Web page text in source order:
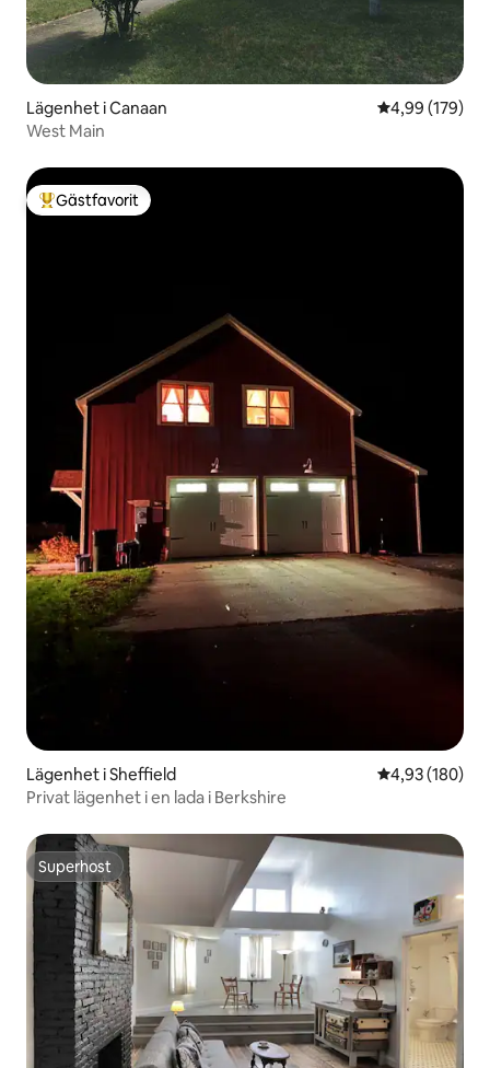
Lägenhet i Canaan 4,99 av 5 i
4,99 (179)
West Main
Populär gästfavorit
Gästfavorit
Lägenhet i Sheffield 4,93 av 5 i
4,93 (180)
Privat lägenhet i en lada i Berkshire
Superhost
Superhost